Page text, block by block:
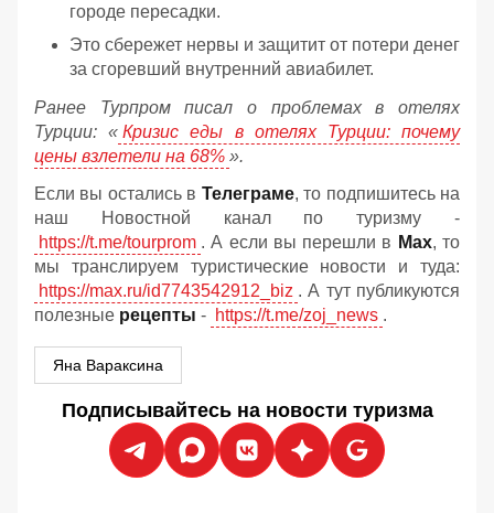
городе пересадки.
Это сбережет нервы и защитит от потери денег
за сгоревший внутренний авиабилет.
Ранее Турпром писал о проблемах в отелях
Турции: « Кризис еды в отелях Турции: почему
цены взлетели на 68% ».
Если вы остались в Телеграме, то подпишитесь на
наш Новостной канал по туризму -
https://t.me/tourprom . А если вы перешли в Мах, то
мы транслируем туристические новости и туда:
https://max.ru/id7743542912_biz . А тут публикуются
полезные рецепты - https://t.me/zoj_news .
Яна Вараксина
Подписывайтесь на новости туризма